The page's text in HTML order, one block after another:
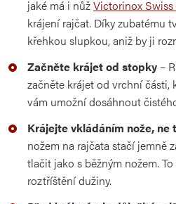
jaké má i nůžVictorinox Swiss
krájení rajčat. Díky zubatému
křehkou slupkou, aniž by ji
Začněte krájet od stopky –
začněte krájet od vrchní části,
vám umožní dosáhnout
Krájejte vkládáním nože, ne
nožem na rajčata stačí jemně
tlačit jako s běžným nožem.
roztříštění dužiny.